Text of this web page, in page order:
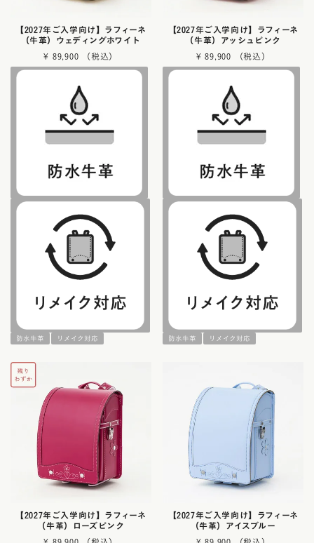
【2027年ご入学向け】ラフィーネ
（牛革）ウェディングホワイト
¥ 89,900
防水牛革 リメイク対応
【2027年ご入学向け】ラフィーネ
（牛革）アッシュピンク
¥ 89,900
防水牛革 リメイク対応
【2027年ご入学向け】ラフィーネ
（牛革）ローズピンク
¥ 89,900
【2027年ご入学向け】ラフィーネ
（牛革）アイスブルー
¥ 89,900